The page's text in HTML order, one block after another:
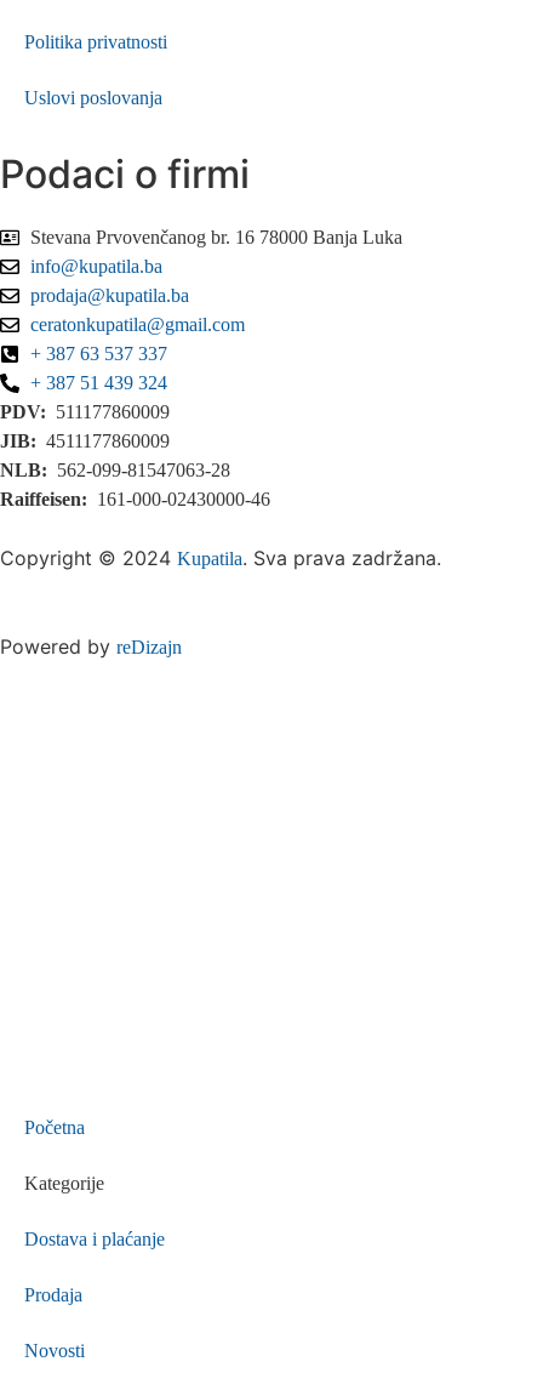
Politika privatnosti
Uslovi poslovanja
Podaci o firmi
Stevana Prvovenčanog br. 16 78000 Banja Luka
info@kupatila.ba
prodaja@kupatila.ba
ceratonkupatila@gmail.com
+ 387 63 537 337
+ 387 51 439 324
PDV: 511177860009
JIB: 4511177860009
NLB: 562-099-81547063-28
Raiffeisen: 161-000-02430000-46
Copyright © 2024 Kupatila. Sva prava zadržana.
Powered by reDizajn
Početna
Kategorije
Dostava i plaćanje
Prodaja
Novosti